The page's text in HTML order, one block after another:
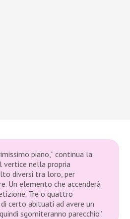
piano,” continua la
vertice nella propria
diversi tra loro, per
Un elemento che accenderà
Tre o quattro
certo abituati ad avere un
sgomiteranno parecchio”.